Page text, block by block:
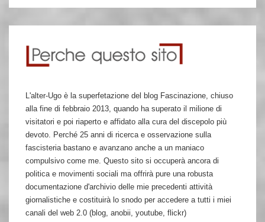
L'alter-Ugo è la superfetazione del blog Fascinazione, chiuso
alla fine di febbraio 2013, quando ha superato il milione di
visitatori e poi riaperto e affidato alla cura del discepolo più
devoto. Perché 25 anni di ricerca e osservazione sulla
fascisteria bastano e avanzano anche a un maniaco
compulsivo come me. Questo sito si occuperà ancora di
politica e movimenti sociali ma offrirà pure una robusta
documentazione d'archivio delle mie precedenti attività
giornalistiche e costituirà lo snodo per accedere a tutti i miei
canali del web 2.0 (blog, anobii, youtube, flickr)